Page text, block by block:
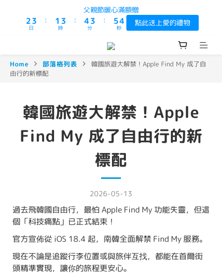
父親節暖心滿額贈
2
1
3
2
日
:
1
0
3
2
時
:
5
4
3
0
4
3
2
分
:
6
5
4
3
2
1
4
3
2
秒
點此送上愛的禮物
Home 部落格列表
韓國旅遊大解禁！Apple Find My 成了自
由行的新標配
韓國旅遊大解禁！Apple
Find My 成了自由行的新
標配
2026-05-13
過去飛韓國自由行，最怕 Apple Find My 功能失靈，但這
個「科技痛點」已正式結束！
官方宣佈從 iOS 18.4 起，南韓全面解禁 Find My 服務。
現在不論是追蹤行李位置或與旅伴互找，都能在首爾街
頭精準實現，讓你的旅程更安心。